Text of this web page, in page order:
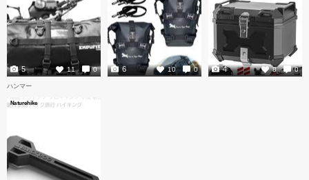
11 0
5 10 0
6 8 0
4
ハンマー
Naturehike